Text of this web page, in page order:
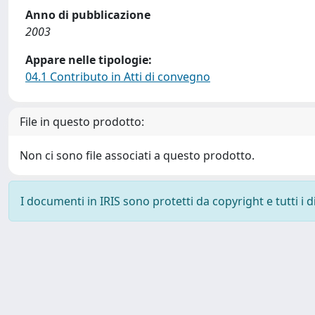
Anno di pubblicazione
2003
Appare nelle tipologie:
04.1 Contributo in Atti di convegno
File in questo prodotto:
Non ci sono file associati a questo prodotto.
I documenti in IRIS sono protetti da copyright e tutti i